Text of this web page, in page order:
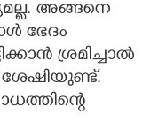
അങ്ങനെ
ഭേദം
ശ്രമിച്ചാൽ